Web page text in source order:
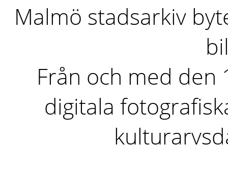
Malmö stadsarkiv
Från och med den
digitala